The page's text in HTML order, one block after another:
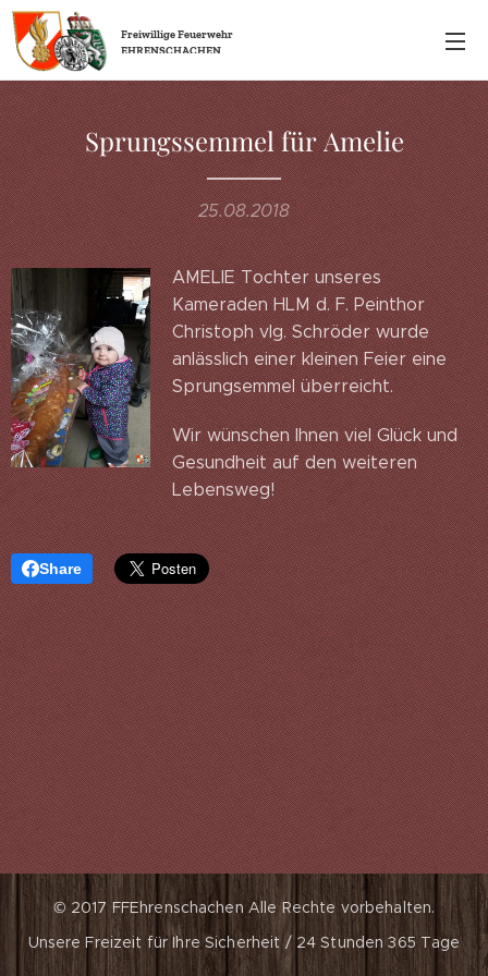
FreiwilligeFeuerwehr
EHRENSCHACHEN
Sprungssemmel für Amelie
25.08.2018
AMELIE Tochter unseres
Kameraden HLM d. F. Peinthor
Christoph vlg. Schröder wurde
anlässlich einer kleinen Feier eine
Sprungsemmel überreicht.
Wir wünschen Ihnen viel Glück und
Gesundheit auf den weiteren
Lebensweg!
Share
© 2017 FFEhrenschachen Alle Rechte vorbehalten.
Unsere Freizeit für Ihre Sicherheit / 24 Stunden 365 Tage